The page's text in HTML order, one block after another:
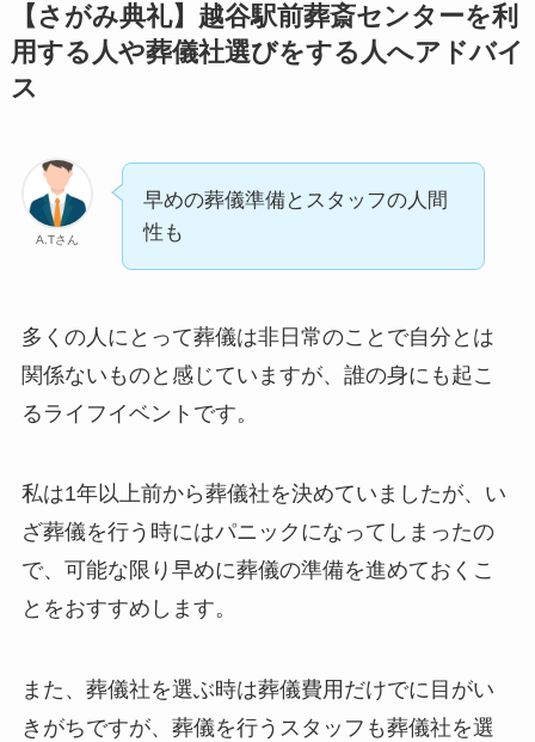
【さがみ典礼】越谷駅前葬斎センターを利
用する人や葬儀社選びをする人へアドバイ
ス
A.Tさん
早めの葬儀準備とスタッフの人間
性も
多くの人にとって葬儀は非日常のことで自分とは
関係ないものと感じていますが、誰の身にも起こ
るライフイベントです。
私は1年以上前から葬儀社を決めていましたが、い
ざ葬儀を行う時にはパニックになってしまったの
で、可能な限り早めに葬儀の準備を進めておくこ
とをおすすめします。
また、葬儀社を選ぶ時は葬儀費用だけでに目がい
きがちですが、葬儀を行うスタッフも葬儀社を選